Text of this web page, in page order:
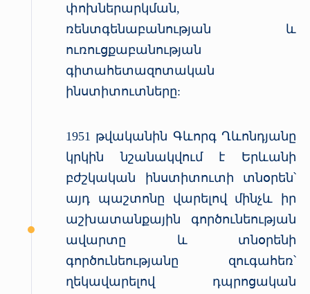
փոխներարկման,
ռենտգենաբանության և
ուռուցքաբանության
գիտահետազոտական
ինստիտուտները:
1951 թվականին Գևորգ Ղևոնդյանը
կրկին նշանակվում է Երևանի
բժշկական ինստիտուտի տնօրեն՝
այդ պաշտոնը վարելով մինչև իր
աշխատանքային գործունեության
ավարտը և տնօրենի
գործունեությանը զուգահեռ՝
ղեկավարելով դպրոցական